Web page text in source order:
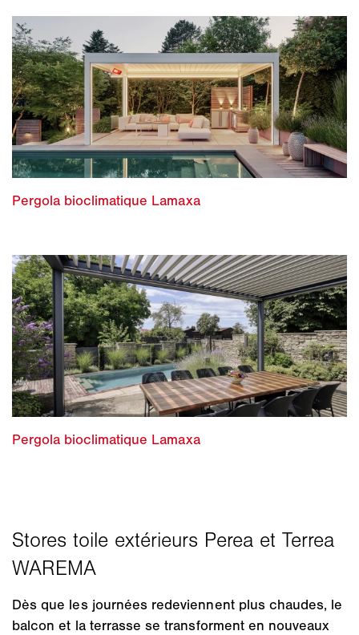
Dès que les journées redeviennent plus chaudes, le
balcon et la terrasse se transforment en nouveaux